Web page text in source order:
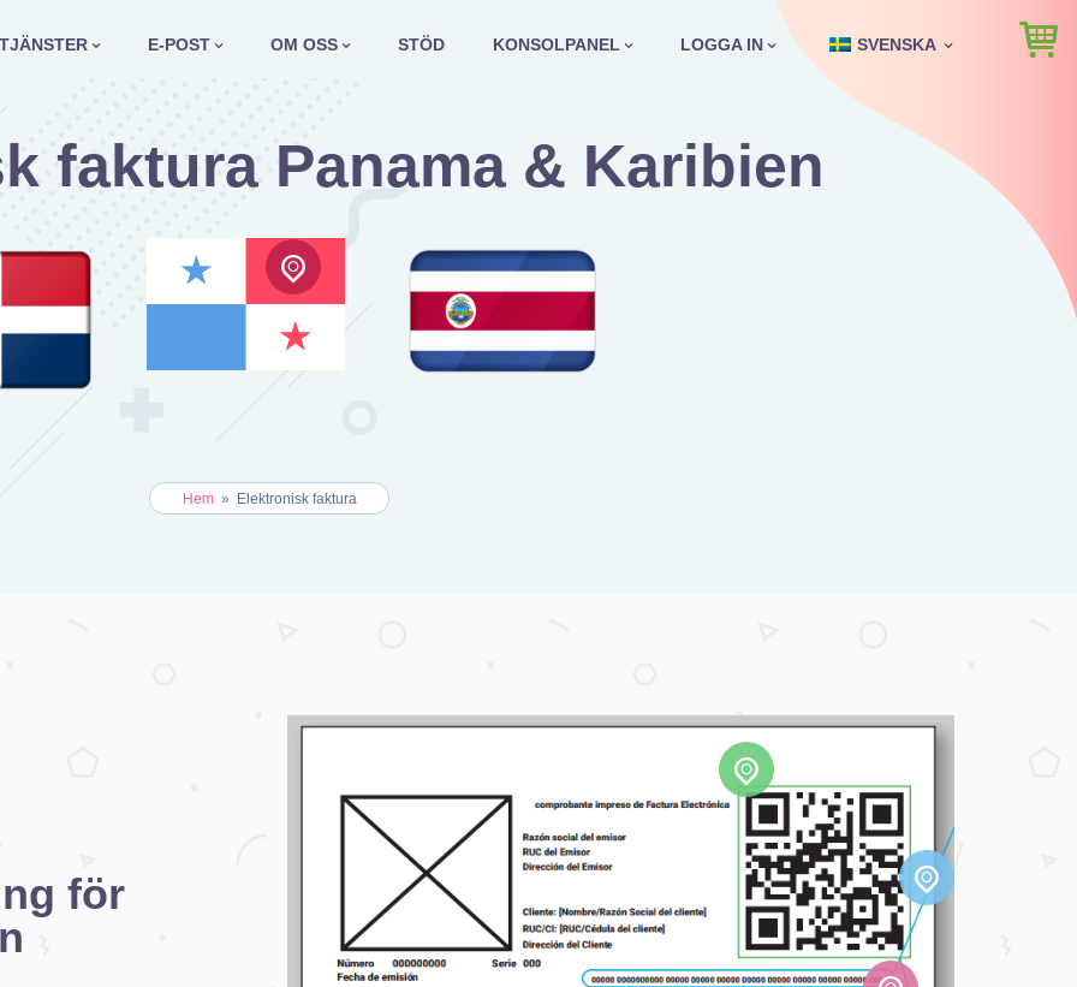
TJÄNSTER E-POST OM OSS STÖD KONSOLPANEL LOGGA IN SVENSKA
faktura Panama & Karibien
Hem» Elektronisk faktura
för